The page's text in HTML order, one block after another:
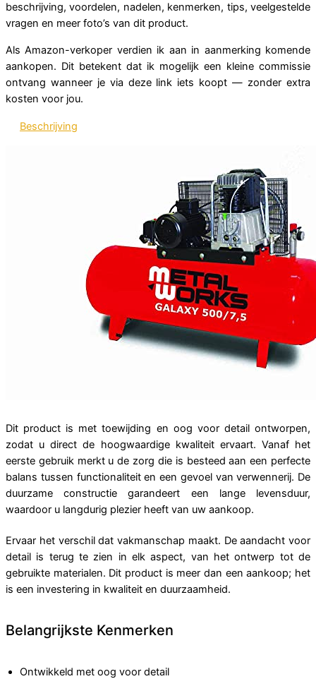
beschrijving, voordelen, nadelen, kenmerken, tips, veelgestelde
vragen en meer foto’s van dit product.
Als Amazon-verkoper verdien ik aan in aanmerking komende
aankopen. Dit betekent dat ik mogelijk een kleine commissie
ontvang wanneer je via deze link iets koopt — zonder extra
kosten voor jou.
Beschrijving
Dit product is met toewijding en oog voor detail ontworpen,
zodat u direct de hoogwaardige kwaliteit ervaart. Vanaf het
eerste gebruik merkt u de zorg die is besteed aan een perfecte
balans tussen functionaliteit en een gevoel van verwennerij. De
duurzame constructie garandeert een lange levensduur,
waardoor u langdurig plezier heeft van uw aankoop.
Ervaar het verschil dat vakmanschap maakt. De aandacht voor
detail is terug te zien in elk aspect, van het ontwerp tot de
gebruikte materialen. Dit product is meer dan een aankoop; het
is een investering in kwaliteit en duurzaamheid.
Belangrijkste Kenmerken
Ontwikkeld met oog voor detail